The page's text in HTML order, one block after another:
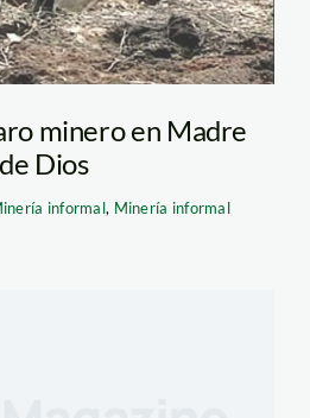
minero en Madre
de Dios
informal, Minería informal